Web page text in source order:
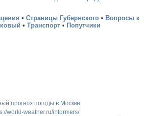
• Страницы Губернского • Вопросы к
• Транспорт • Попутчики
прогноз погоды в Москве
world-weather.ru/informers/